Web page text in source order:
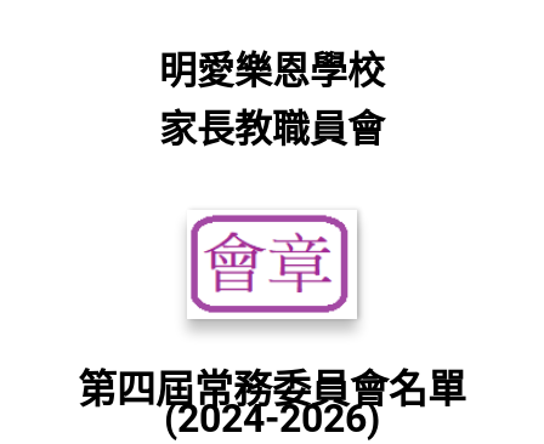
明愛樂恩學校
家長教職員會
第四屆常務委員會名單
(2024-2026)